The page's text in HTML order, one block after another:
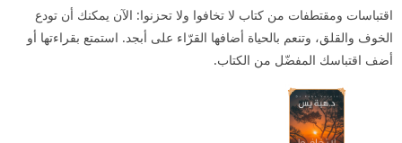
اقتباسات ومقتطفات من كتاب لا تخافوا ولا تحزنوا: الآن يمكنك أن تودع
الخوف والقلق، وتنعم بالحياة أضافها القرّاء على أبجد. استمتع بقراءتها أو
أضف اقتباسك المفضّل من الكتاب.